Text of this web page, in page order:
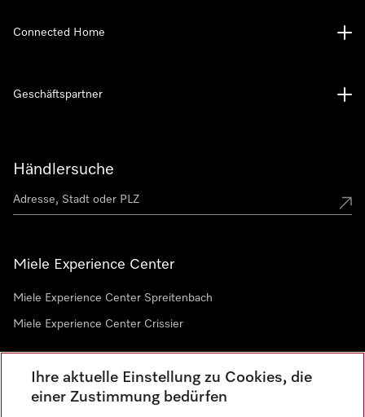
Händlersuche
Miele Experience Center
Miele Experience Center Spreitenbach
Miele Experience Center Crissier
Newsletter
Connected Home
Geschäftspartner
Ihre aktuelle Einstellung zu Cookies, die
einer Zustimmung bedürfen